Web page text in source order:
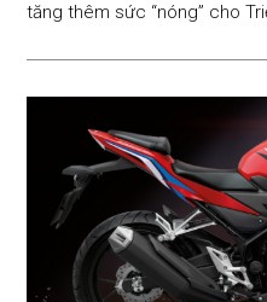
tăng thêm sức “nóng” cho